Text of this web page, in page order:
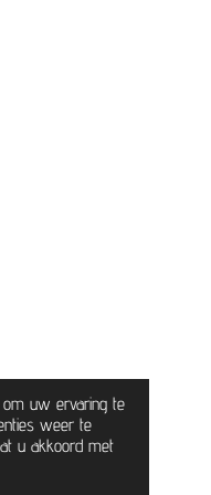
uw ervaring te
weer te
u akkoord met